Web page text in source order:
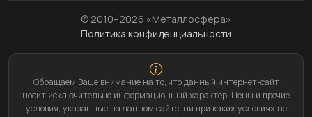
© 2010–2026 «Металлосфера»
Политика конфиденциальности
Обращаем Ваше внимание на то, что данный интернет-сайт
носит исключительно информационный характер. Цены и прочие
условия, указанные на данном сайте, ни при каких условиях не